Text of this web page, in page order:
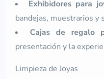
Exhibidores para
bandejas, muestrarios y
Cajas de regalo
presentación y la
Limpieza de Joyas